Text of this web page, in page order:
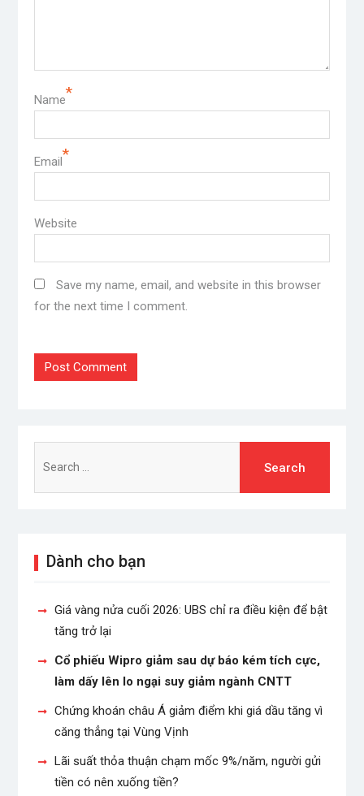
Name*
Email *
Website
Save my name, email, and website in this browser
for the next time I comment.
for:
Dành cho bạn
Giá vàng nửa cuối 2026: UBS chỉ ra điều kiện để bật
tăng trở lại
Cổ phiếu Wipro giảm sau dự báo kém tích cực,
làm dấy lên lo ngại suy giảm ngành CNTT
Chứng khoán châu Á giảm điểm khi giá dầu tăng vì
căng thẳng tại Vùng Vịnh
Lãi suất thỏa thuận chạm mốc 9%/năm, người gửi
tiền có nên xuống tiền?